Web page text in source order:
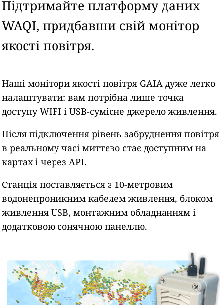
Підтримайте платформу даних
WAQI, придбавши свій монітор
якості повітря.
Наші монітори якості повітря GAIA дуже легко
налаштувати: вам потрібна лише точка
доступу WIFI і USB-сумісне джерело живлення.
Після підключення рівень забруднення повітря
в реальному часі миттєво стає доступним на
картах і через API.
Станція поставляється з 10-метровим
водонепроникним кабелем живлення, блоком
живлення USB, монтажним обладнанням і
додатковою сонячною панеллю.